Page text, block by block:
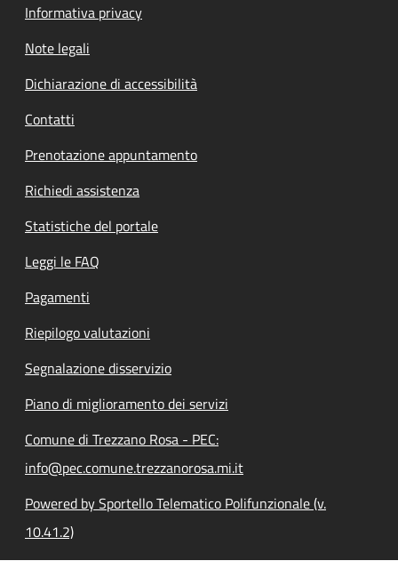
Informativa privacy
Note legali
Dichiarazione di accessibilità
Contatti
Prenotazione appuntamento
Richiedi assistenza
Statistiche del portale
Leggi le FAQ
Pagamenti
Riepilogo valutazioni
Segnalazione disservizio
Piano di miglioramento dei servizi
Comune di Trezzano Rosa - PEC:
info@pec.comune.trezzanorosa.mi.it
Powered by Sportello Telematico Polifunzionale (v.
10.41.2)